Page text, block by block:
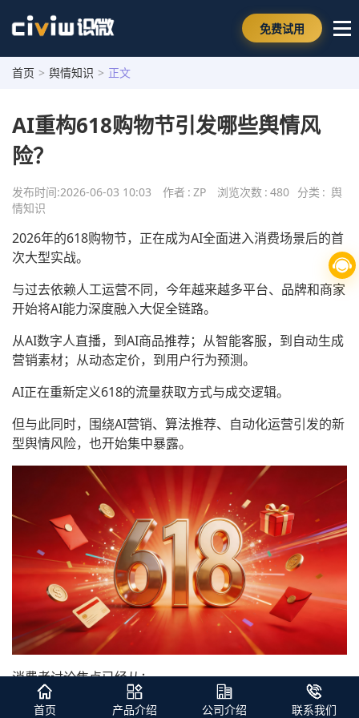
免费试用
首页 > 舆情知识 > 正文
AI重构618购物节引发哪些舆情风
险？
发布时间:2026-06-03 10:03 作者 : ZP 浏览次数 : 480 分类 : 舆
情知识
2026年的618购物节，正在成为AI全面进入消费场景后的首
次大型实战。
与过去依赖人工运营不同，今年越来越多平台、品牌和商家
开始将AI能力深度融入大促全链路。
从AI数字人直播，到AI商品推荐；从智能客服，到自动生成
营销素材；从动态定价，到用户行为预测。
AI正在重新定义618的流量获取方式与成交逻辑。
但与此同时，围绕AI营销、算法推荐、自动化运营引发的新
型舆情风险，也开始集中暴露。
消费者讨论焦点已经从：
“今年618便宜吗？”
首页 产品介绍 公司介绍 联系我们